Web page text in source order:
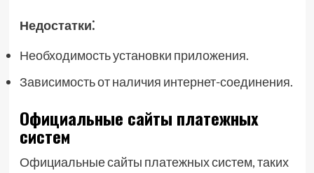
Недостатки⁚
Необходимость установки приложения.
Зависимость от наличия интернет-соединения.
Официальные сайты платежных
систем
Официальные сайты платежных систем, таких